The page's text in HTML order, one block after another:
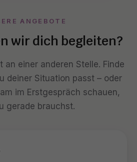
ANGEBOTE
wir dich begleiten?
an einer anderen Stelle. Finde
deiner Situation passt – oder
im Erstgespräch schauen,
gerade brauchst.